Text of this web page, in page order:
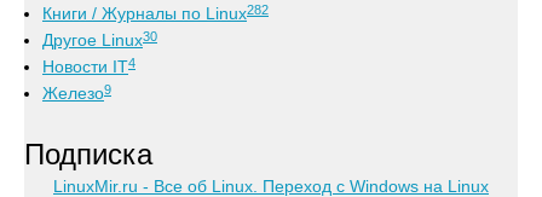
Книги / Журналы по Linux282
Другое Linux30
Новости IT4
Железо9
Подписка
LinuxMir.ru - Все об Linux. Переход с Windows на Linux